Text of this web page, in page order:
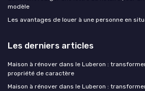
modèle
Les avantages de louer à une personne en
Les derniers articles
Maison à rénover dans le Luberon :
propriété de caractère
Maison à rénover dans le Luberon :